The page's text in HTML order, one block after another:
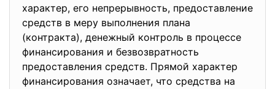
характер, его непрерывность, предоставление
средств в меру выполнения плана
(контракта), денежный контроль в процессе
финансирования и безвозвратность
предоставления средств. Прямой характер
финансирования означает, что средства на